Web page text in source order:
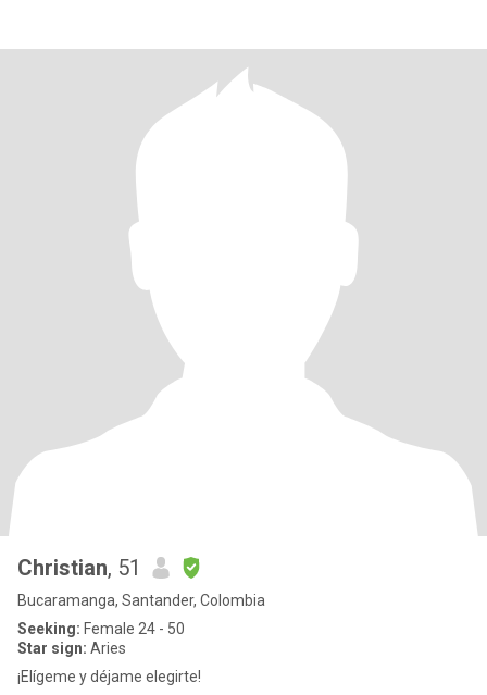
Christian, 51
Bucaramanga, Santander, Colombia
Seeking: Female 24 - 50
Star sign: Aries
¡Elígeme y déjame elegirte!